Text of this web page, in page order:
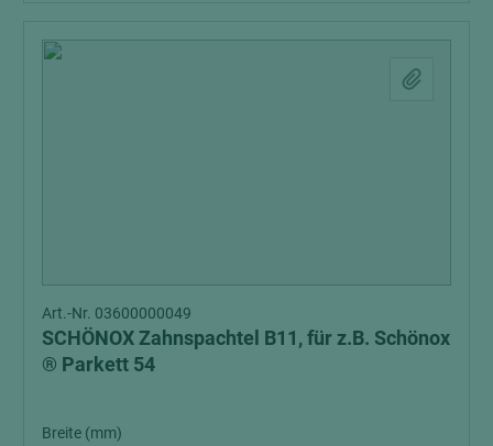
Art.-Nr. 03600000049
SCHÖNOX Zahnspachtel B11, für z.B. Schönox
® Parkett 54
Breite (mm)